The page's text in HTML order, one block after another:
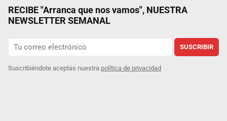
RECIBE "Arranca que nos vamos", NUESTRA
NEWSLETTER SEMANAL
SUSCRIBIR
Suscribiéndote aceptas nuestra política de privacidad